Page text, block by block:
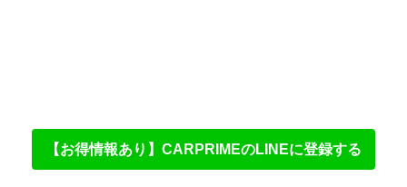
【お得情報あり】CARPRIMEのLINEに登録する